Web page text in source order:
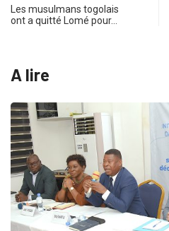
Les musulmans togolais
ont a quitté Lomé pour…
A lire